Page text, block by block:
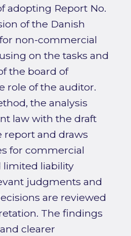
adopting Report No.
of the Danish
non-commercial
on the tasks and
the board of
role of the auditor.
the analysis
law with the draft
report and draws
for commercial
limited liability
judgments and
are reviewed
The findings
clearer